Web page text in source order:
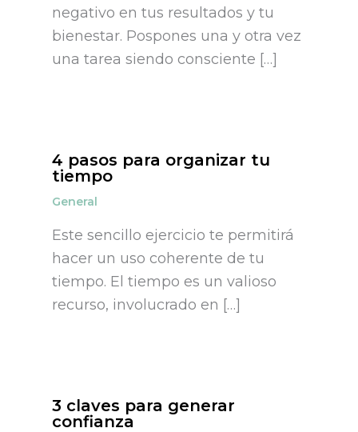
negativo en tus resultados y tu
bienestar. Pospones una y otra vez
una tarea siendo consciente […]
4 pasos para organizar tu
tiempo
General
Este sencillo ejercicio te permitirá
hacer un uso coherente de tu
tiempo. El tiempo es un valioso
recurso, involucrado en […]
3 claves para generar
confianza